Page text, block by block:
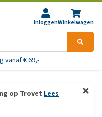
InloggenWinkelwagen
vanaf € 69,-
op Trovet Lees